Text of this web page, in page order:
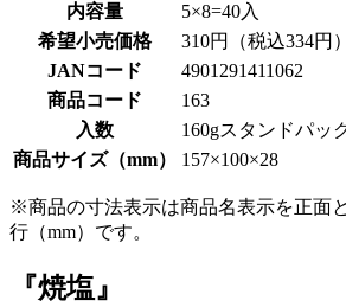
内容量
5×8=40入
希望小売価格
310円（税込334円）
JANコード
4901291411062
商品コード
163
入数
160gスタンドパッ
商品サイズ（mm）
157×100×28
※商品の寸法表示は商品名表示を正面
行（mm）です。
『焼塩』